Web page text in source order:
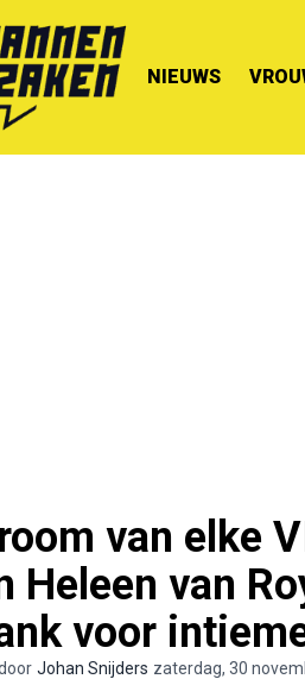
NIEUWS
van elke
Heleen van
voor
Johan Snijders zaterdag, 30